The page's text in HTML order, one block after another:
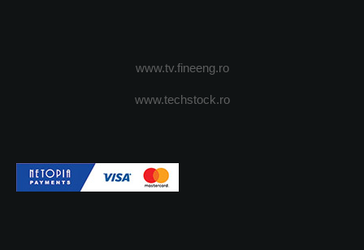
www.tv.fineeng.ro
www.techstock.ro